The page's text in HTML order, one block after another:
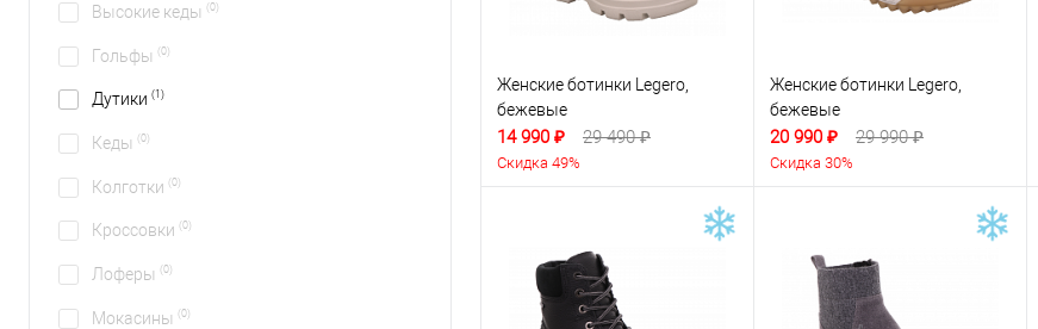
Высокие кеды (0)
Гольфы (0)
Дутики (1)
Кеды (0)
Колготки (0)
Кроссовки (0)
Лоферы (0)
Мокасины (0)
Женские ботинки Legero,
бежевые
14 990 ₽ 29 490 ₽
Скидка 49%
Женские ботинки Legero,
бежевые
20 990 ₽ 29 990 ₽
Скидка 30%